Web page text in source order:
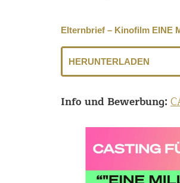
Elternbrief – Kinofilm EINE
HERUNTERLADEN
Info und Bewerbung: